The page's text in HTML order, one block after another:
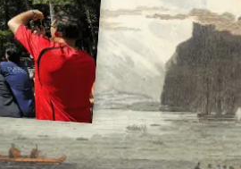
Azerbeidzjan
Azoren
Balkan
Baltische Staten
Bosnië en Herzegovina
Bulgarije
Engeland
Estland
Finland
Italië
Cultuur (28)
Natuur (16)
Nieuwe reizen
Rondreis China & Tibet, 42
dagen
China
Filipijnen
India
Indochina
Indonesië
Japan
Jordanië
Kirgizië